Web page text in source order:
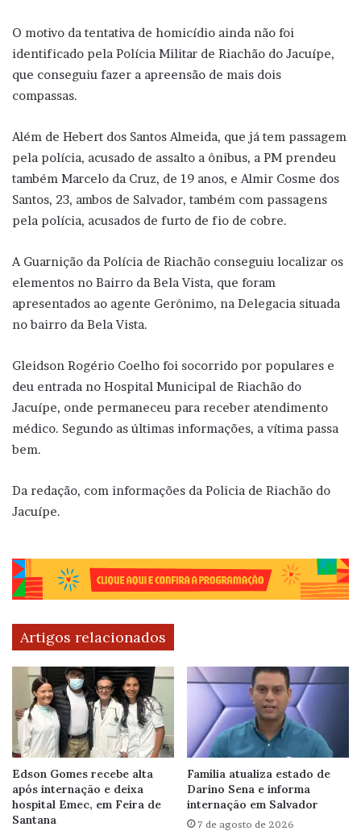
O motivo da tentativa de homicídio ainda não foi
identificado pela Polícia Militar de Riachão do Jacuípe,
que conseguiu fazer a apreensão de mais dois
compassas.
Além de Hebert dos Santos Almeida, que já tem passagem
pela polícia, acusado de assalto a ônibus, a PM prendeu
também Marcelo da Cruz, de 19 anos, e Almir Cosme dos
Santos, 23, ambos de Salvador, também com passagens
pela polícia, acusados de furto de fio de cobre.
A Guarnição da Polícia de Riachão conseguiu localizar os
elementos no Bairro da Bela Vista, que foram
apresentados ao agente Gerônimo, na Delegacia situada
no bairro da Bela Vista.
Gleidson Rogério Coelho foi socorrido por populares e
deu entrada no Hospital Municipal de Riachão do
Jacuípe, onde permaneceu para receber atendimento
médico. Segundo as últimas informações, a vítima passa
bem.
Da redação, com informações da Policia de Riachão do
Jacuípe.
Artigos relacionados
Edson Gomes recebe alta
após internação e deixa
hospital Emec, em Feira de
Santana
Família atualiza estado de
Darino Sena e informa
internação em Salvador
7 de agosto de 2026